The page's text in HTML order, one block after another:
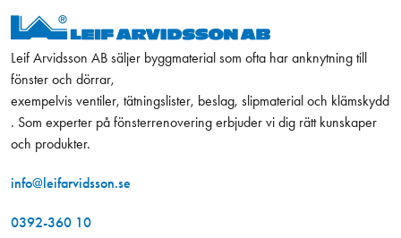
Leif Arvidsson AB säljer byggmaterial som ofta har anknytning till
fönster och dörrar,
exempelvis ventiler, tätningslister, beslag, slipmaterial och klämskydd
. Som experter på fönsterrenovering erbjuder vi dig rätt kunskaper
och produkter.
info@leifarvidsson.se
0392-360 10